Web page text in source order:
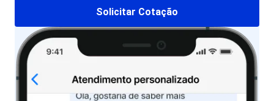
Solicitar Cotação